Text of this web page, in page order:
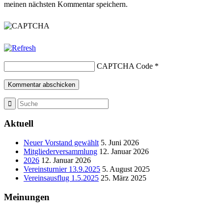
meinen nächsten Kommentar speichern.
CAPTCHA Code *
Aktuell
Neuer Vorstand gewählt 5. Juni 2026
Mitgliederversammlung 12. Januar 2026
2026 12. Januar 2026
Vereinsturnier 13.9.2025 5. August 2025
Vereinsausflug 1.5.2025 25. März 2025
Meinungen